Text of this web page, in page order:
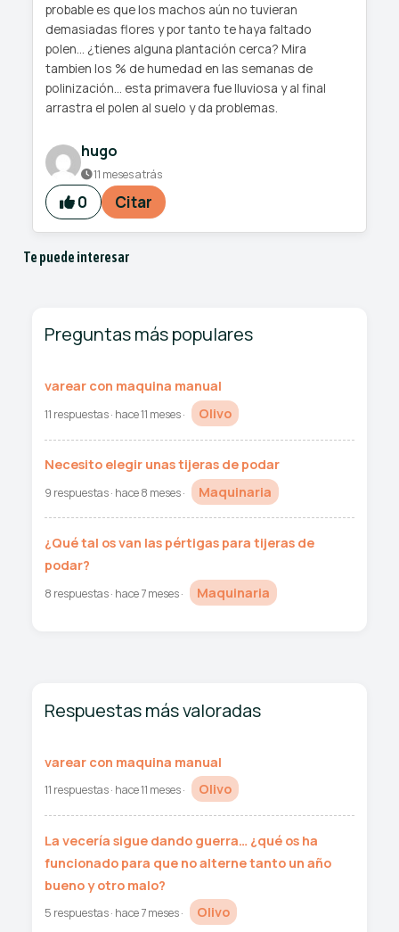
probable es que los machos aún no tuvieran
demasiadas flores y por tanto te haya faltado
polen... ¿tienes alguna plantación cerca? Mira
tambien los % de humedad en las semanas de
polinización... esta primavera fue lluviosa y al final
arrastra el polen al suelo y da problemas.
hugo
11 meses atrás
0 Citar
Te puede interesar
Preguntas más populares
varear con maquina manual
11 respuestas · hace 11 meses · Olivo
Necesito elegir unas tijeras de podar
9 respuestas · hace 8 meses · Maquinaria
¿Qué tal os van las pértigas para tijeras de
podar?
8 respuestas · hace 7 meses · Maquinaria
Respuestas más valoradas
varear con maquina manual
11 respuestas · hace 11 meses · Olivo
La vecería sigue dando guerra… ¿qué os ha
funcionado para que no alterne tanto un año
bueno y otro malo?
5 respuestas · hace 7 meses · Olivo